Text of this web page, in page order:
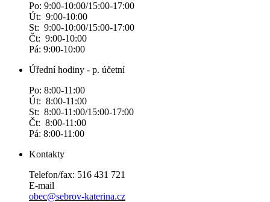
Po: 9:00-10:00/15:00-17:00
Út: 9:00-10:00
St: 9:00-10:00/15:00-17:00
Čt: 9:00-10:00
Pá: 9:00-10:00
Úřední hodiny - p. účetní
Po: 8:00-11:00
Út: 8:00-11:00
St: 8:00-11:00/15:00-17:00
Čt: 8:00-11:00
Pá: 8:00-11:00
Kontakty
Telefon/fax: 516 431 721
E-mail
obec@sebrov-katerina.cz